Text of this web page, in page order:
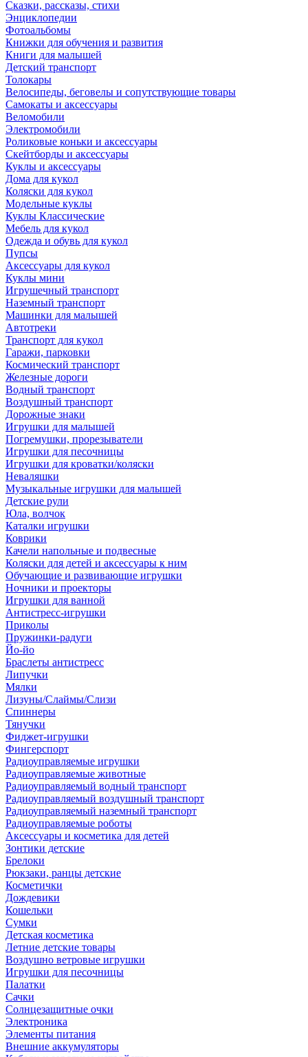
Сказки, рассказы, стихи
Энциклопедии
Фотоальбомы
Книжки для обучения и развития
Книги для малышей
Детский транспорт
Толокары
Велосипеды, беговелы и сопутствующие товары
Самокаты и аксессуары
Веломобили
Электромобили
Роликовые коньки и аксессуары
Скейтборды и аксессуары
Куклы и аксессуары
Дома для кукол
Коляски для кукол
Модельные куклы
Куклы Классические
Мебель для кукол
Одежда и обувь для кукол
Пупсы
Аксессуары для кукол
Куклы мини
Игрушечный транспорт
Наземный транспорт
Машинки для малышей
Автотреки
Транспорт для кукол
Гаражи, парковки
Космический транспорт
Железные дороги
Водный транспорт
Воздушный транспорт
Дорожные знаки
Игрушки для малышей
Погремушки, прорезыватели
Игрушки для песочницы
Игрушки для кроватки/коляски
Неваляшки
Музыкальные игрушки для малышей
Детские рули
Юла, волчок
Каталки игрушки
Коврики
Качели напольные и подвесные
Коляски для детей и аксессуары к ним
Обучающие и развивающие игрушки
Ночники и проекторы
Игрушки для ванной
Антистресс-игрушки
Приколы
Пружинки-радуги
Йо-йо
Браслеты антистресс
Липучки
Мялки
Лизуны/Слаймы/Слизи
Спиннеры
Тянучки
Фиджет-игрушки
Фингерспорт
Радиоуправляемые игрушки
Радиоуправляемые животные
Радиоуправляемый водный транспорт
Радиоуправляемый воздушный транспорт
Радиоуправляемый наземный транспорт
Радиоуправляемые роботы
Аксессуары и косметика для детей
Зонтики детские
Брелоки
Рюкзаки, ранцы детские
Косметички
Дождевики
Кошельки
Сумки
Детская косметика
Летние детские товары
Воздушно ветровые игрушки
Игрушки для песочницы
Палатки
Сачки
Солнцезащитные очки
Электроника
Элементы питания
Внешние аккумуляторы